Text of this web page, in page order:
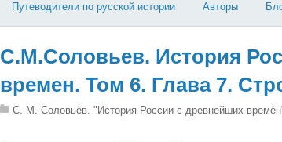
Путеводители по русской истории Авторы
С.М.Соловьев. История
времен. Том 6. Глава 7.
С. М. Соловьёв. "История России с древнейших